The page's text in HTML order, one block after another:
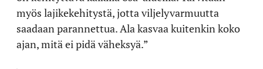
myös lajikekehitystä, jotta viljelyvarmuutta
saadaan parannettua. Ala kasvaa kuitenkin koko
ajan, mitä ei pidä väheksyä.”